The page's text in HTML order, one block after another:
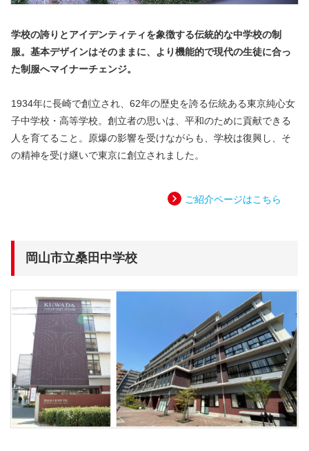
学校の誇りとアイデンティティを象徴する伝統的な中学校の制
服。基本デザインはそのままに、より機能的で現代の生徒に合っ
た制服へマイナーチェンジ。
1934年に長崎で創立され、62年の歴史を誇る伝統ある東京純心女
子中学校・高等学校。創立者の思いは、平和のために貢献できる
人を育てること。原爆の影響を受けながらも、学校は復興し、そ
の精神を受け継いで東京に創立されました。
ご紹介ページはこちら
岡山市立桑田中学校